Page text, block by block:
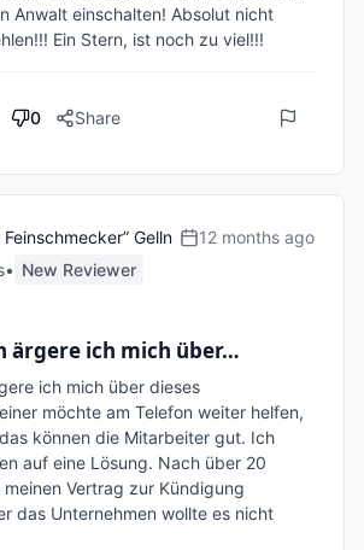
Anwalt einschalten! Absolut nicht
Ein Stern, ist noch zu viel!!!
0 Share
Feinschmecker” Gelln
• New Reviewer
12 months ago
ärgere ich mich über…
ich mich über dieses
möchte am Telefon weiter helfen,
können die Mitarbeiter gut. Ich
auf eine Lösung. Nach über 20
Vertrag zur Kündigung
das Unternehmen wollte es nicht